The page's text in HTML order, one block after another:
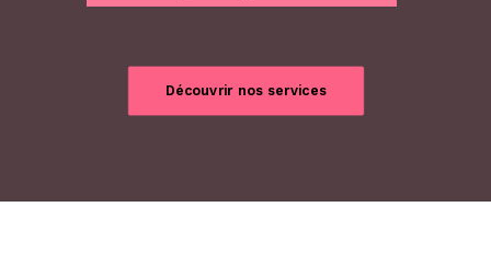
Découvrir nos services